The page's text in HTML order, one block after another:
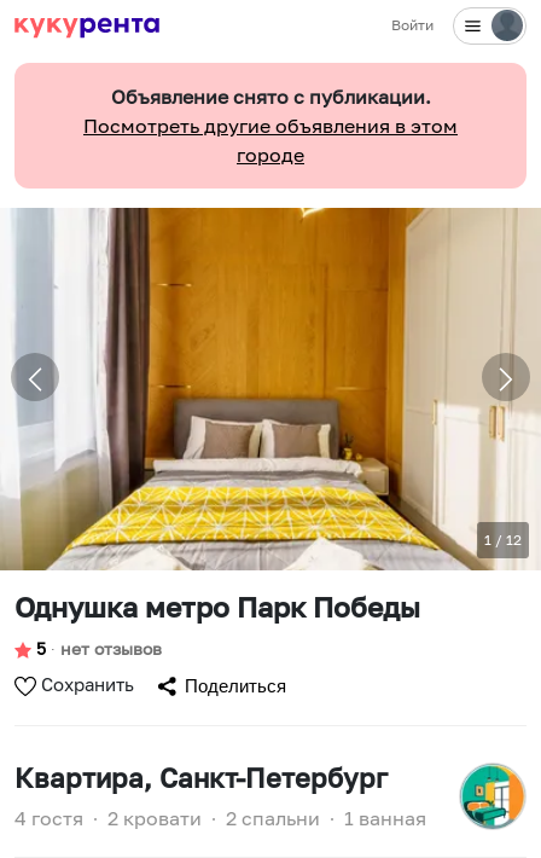
Войти
Объявление снято с публикации.
Посмотреть другие объявления в этом
городе
1 / 12
Однушка метро Парк Победы
5 ∙ нет отзывов
Сохранить Поделиться
Квартира, Санкт-Петербург
4 гостя ∙ 2 кровати ∙ 2 спальни ∙ 1 ванная